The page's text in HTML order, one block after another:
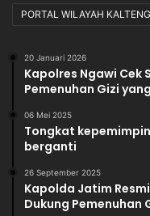
PORTAL WILAYAH KALTENG
20 Januari 2026
Kapolres Ngawi Cek
Pemenuhan Gizi
06 Mei 2025
Tongkat
berganti
26 September 2025
Kapolda Jatim
Dukung Pemenuhan